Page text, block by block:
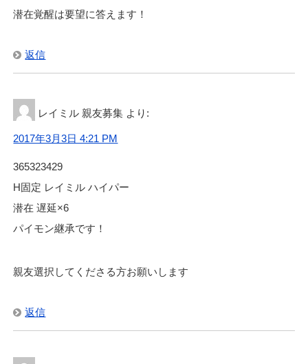
潜在覚醒は要望に答えます！
返信
レイミル 親友募集 より:
2017年3月3日 4:21 PM
365323429
H固定 レイミル ハイパー
潜在 遅延×6
パイモン継承です！
親友選択してくださる方お願いします
返信